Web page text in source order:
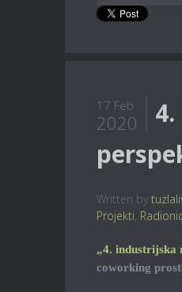
17 Feb
2020
Written by
Projekti,
„4. industrijska
coworking